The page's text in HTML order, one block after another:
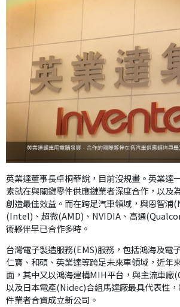
英業達董事長卓桐華說，目前沒規畫。英業達
素就在與關鍵零件供應鏈業者深度合作，以及
創造最佳效益。而在跨足汽車領域，與恩智浦
(Intel)、超微(AMD)、NVIDIA、高通
術夥伴早已合作多時。
台灣電子製造服務(EMS)服務，包括鴻海及電
仁寶、和碩、英業達等跨足未來車領域，近年
面，其中又以鴻海建構MIH平台，與主流車
以及日本電產(Nidec)合組馬達廠最具代表性
件業者合資成立新公司。